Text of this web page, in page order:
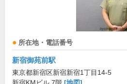
所在地・電話番号
新宿御苑前駅
東京都新宿区新宿新宿1丁目14-5